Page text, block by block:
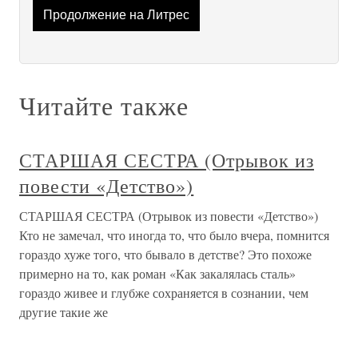
Продолжение на Литрес
Читайте также
СТАРШАЯ СЕСТРА (Отрывок из
повести «Детство»)
СТАРШАЯ СЕСТРА (Отрывок из повести «Детство»)
Кто не замечал, что иногда то, что было вчера, помнится
гораздо хуже того, что бывало в детстве? Это похоже
примерно на то, как роман «Как закалялась сталь»
гораздо живее и глубже сохраняется в сознании, чем
другие такие же